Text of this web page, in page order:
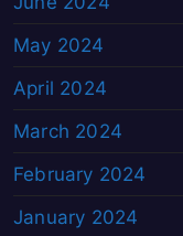
May 2024
April 2024
March 2024
February 2024
January 2024